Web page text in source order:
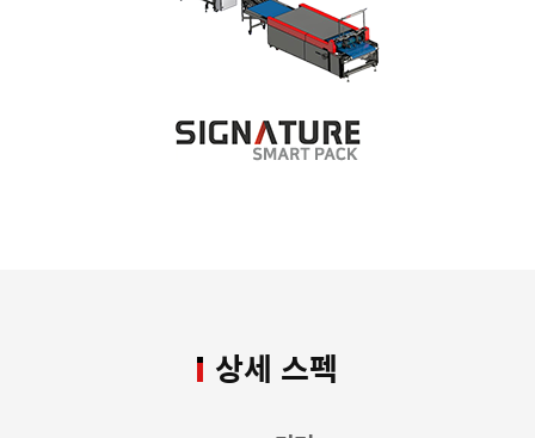
상세 스펙